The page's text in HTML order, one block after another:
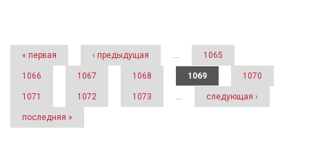
Страницы
« первая ‹ предыдущая … 1065
1066 1067 1068 1069 1070
1071 1072 1073 … следующая ›
последняя »